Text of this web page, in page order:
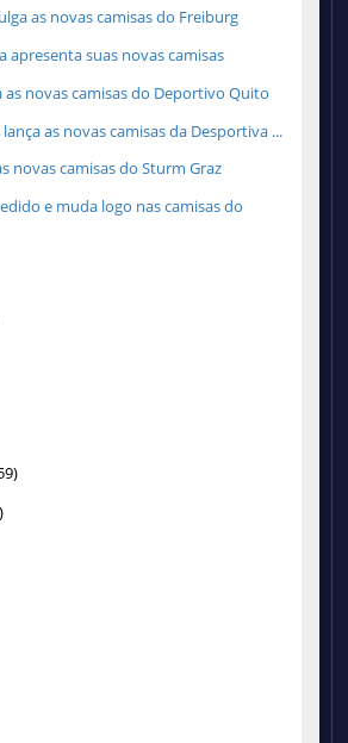
as novas camisas do Freiburg
apresenta suas novas camisas
as novas camisas do Deportivo Quito
as novas camisas da Desportiva ...
novas camisas do Sturm Graz
e muda logo nas camisas do